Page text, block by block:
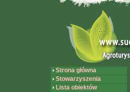
Strona główna
Stowarzyszenia
Lista obiektów